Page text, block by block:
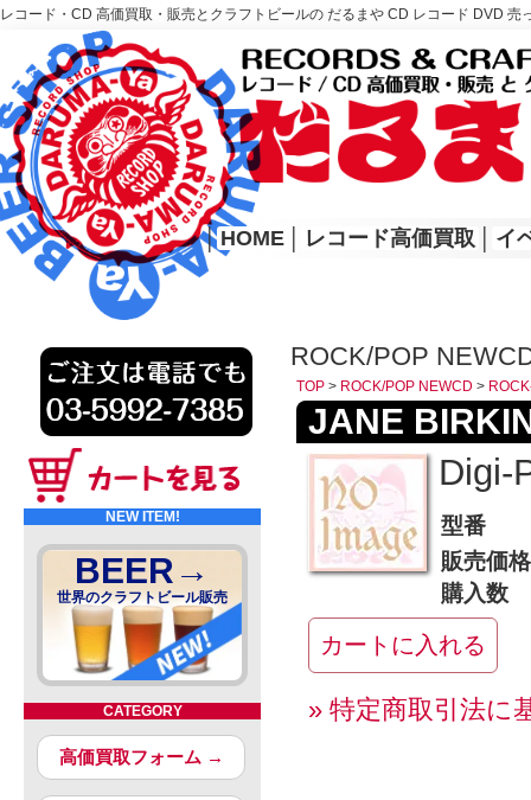
レコード・CD 高価買取・販売とクラフトビールの だるまや CD レコード DVD
レコード高価買取はこちら
HOME
│ HOME レコード高価買取 イ
NEW ITEM!
BEER→
世界のクラフトビール販売
CATEGORY
高価買取フォーム →
ROCK/POP
TOP > ROCK/POP NEWCD >
JANE
Digi-
型番
販売価格
購入数
» 特定商取引法に